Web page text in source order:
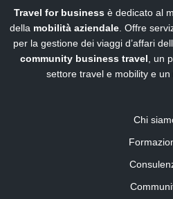
Travel for business è dedicato al
della mobilità aziendale . Offre
per la gestione dei viaggi d’affari
community business travel , un
settore travel e mobility e un
Chi